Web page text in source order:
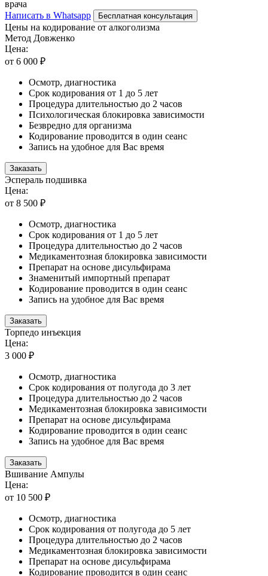
врача
Написать в Whatsapp
Бесплатная консультация
Цены на кодирование от алкоголизма
Метод Довженко
Цена:
от 6 000 ₽
Осмотр, диагностика
Срок кодирования от 1 до 5 лет
Процедура длительностью до 2 часов
Психологическая блокировка зависимости
Безвредно для организма
Кодирование проводится в один сеанс
Запись на удобное для Вас время
Заказать
Эспераль подшивка
Цена:
от 8 500 ₽
Осмотр, диагностика
Срок кодирования от 1 до 5 лет
Процедура длительностью до 2 часов
Медикаментозная блокировка зависимости
Препарат на основе дисульфирама
Знаменитый импортный препарат
Кодирование проводится в один сеанс
Запись на удобное для Вас время
Заказать
Торпедо инъекция
Цена:
3 000 ₽
Осмотр, диагностика
Срок кодирования от полугода до 3 лет
Процедура длительностью до 2 часов
Медикаментозная блокировка зависимости
Препарат на основе дисульфирама
Кодирование проводится в один сеанс
Запись на удобное для Вас время
Заказать
Вшивание Ампулы
Цена:
от 10 500 ₽
Осмотр, диагностика
Срок кодирования от полугода до 5 лет
Процедура длительностью до 2 часов
Медикаментозная блокировка зависимости
Препарат на основе дисульфирама
Кодирование проводится в один сеанс